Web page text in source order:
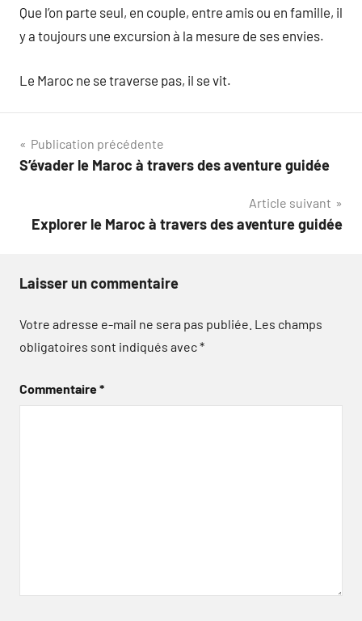
Que l’on parte seul, en couple, entre amis ou en famille, il
y a toujours une excursion à la mesure de ses envies.
Le Maroc ne se traverse pas, il se vit.
Navigation
de
Publication précédente
S’évader le Maroc à travers des aventure guidée
Article suivant
Explorer le Maroc à travers des aventure guidée
Laisser un commentaire
Votre adresse e-mail ne sera pas publiée. Les champs
obligatoires sont indiqués avec*
Commentaire*